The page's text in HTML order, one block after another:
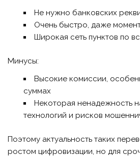
Не нужно банковских
Очень быстро, даже
Широкая сеть пунктов по
Минусы:
Высокие комиссии,
суммах
Некоторая ненадежность
технологий и рисков
Поэтому актуальность таких
ростом цифровизации, но для